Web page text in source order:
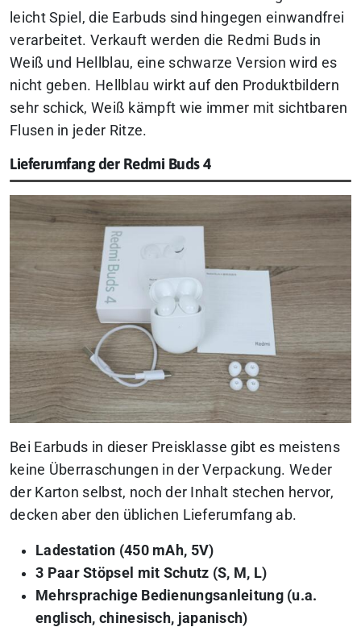
leicht Spiel, die Earbuds sind hingegen einwandfrei
verarbeitet. Verkauft werden die Redmi Buds in
Weiß und Hellblau, eine schwarze Version wird es
nicht geben. Hellblau wirkt auf den Produktbildern
sehr schick, Weiß kämpft wie immer mit sichtbaren
Flusen in jeder Ritze.
Lieferumfang der Redmi Buds 4
Bei Earbuds in dieser Preisklasse gibt es meistens
keine Überraschungen in der Verpackung. Weder
der Karton selbst, noch der Inhalt stechen hervor,
decken aber den üblichen Lieferumfang ab.
Ladestation (450 mAh, 5V)
3 Paar Stöpsel mit Schutz (S, M, L)
Mehrsprachige Bedienungsanleitung (u.a.
englisch, chinesisch, japanisch)